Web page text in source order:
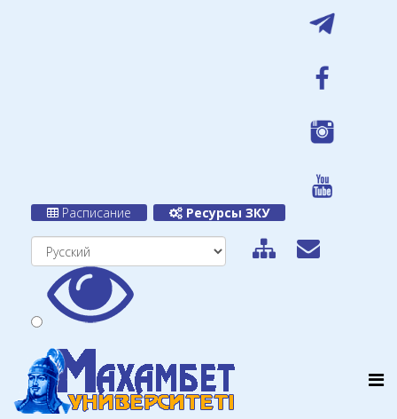
Расписание Ресурсы ЗКУ